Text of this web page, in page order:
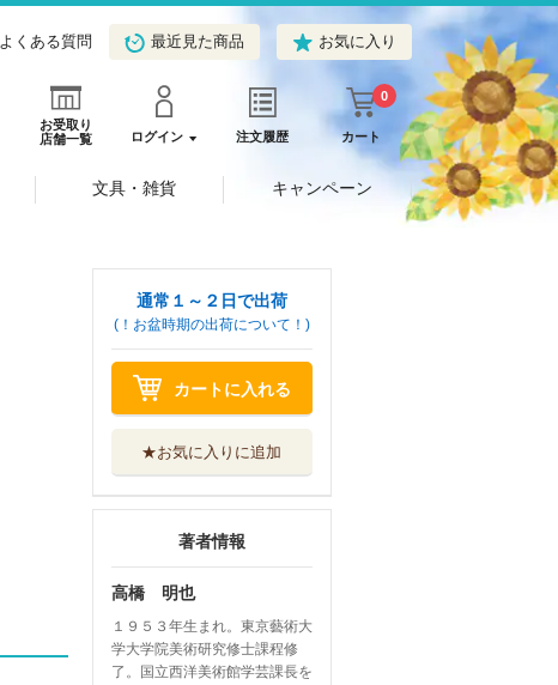
よくある質問 最近見た商品 お気に入り
お受取り
店舗一覧
ログイン 注文履歴 カート
0
文具・雑貨 キャンペーン
通常１～２日で出荷
(！お盆時期の出荷について！)
カートに入れる
★お気に入りに追加
著者情報
高橋 明也
１９５３年生まれ。東京藝術大
学大学院美術研究修士課程修
了。国立西洋美術館学芸課長を